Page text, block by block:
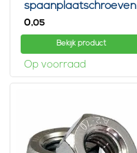
spaanplaatschroeven
0,05
Bekijk product
Op voorraad